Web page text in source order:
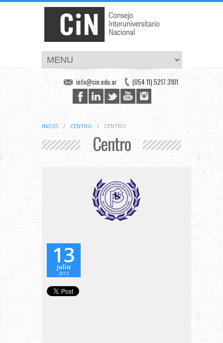
(054 11) 5217.3101
info@cin.edu.ar
INICIO / CENTRO / CENTRO
Centro
13
julio
2013